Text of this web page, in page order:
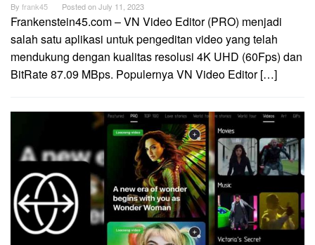
By frank45 Posted onJuly 11, 2023
Frankenstein45.com – VN Video Editor (PRO) menjadi
salah satu aplikasi untuk pengeditan video yang telah
mendukung dengan kualitas resolusi 4K UHD (60Fps) dan
BitRate 87.09 MBps. Populernya VN Video Editor […]